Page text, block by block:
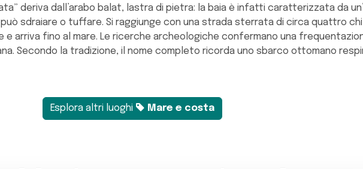
deriva dall’arabo balat, lastra di pietra: la baia è infatti caratterizzata da
sdraiare o tuffare. Si raggiunge con una strada sterrata di circa quattro
arriva fino al mare. Le ricerche archeologiche confermano una
Secondo la tradizione, il nome completo ricorda uno sbarco ottomano
Esplora altri luoghi Mare e costa